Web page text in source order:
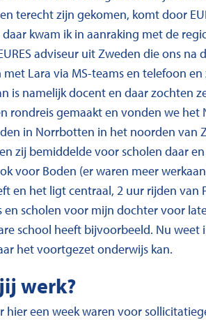
terecht zijn gekomen, komt door
daar kwam ik in aanraking met de
adviseur uit Zweden die ons
Lara via MS-teams en telefoon
is namelijk docent en daar zochten
rondreis gemaakt en vonden we
in Norrbotten in het noorden van
zij bemiddelde voor scholen daar
voor Boden (er waren meer
en het ligt centraal, 2 uur rijden van
en scholen voor mijn dochter voor
school heeft bijvoorbeeld. Nu weet
het voortgezet onderwijs kan.
werk?
hier een week waren voor